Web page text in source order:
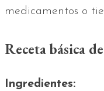
medicamentos o
Receta básica
Ingredientes: